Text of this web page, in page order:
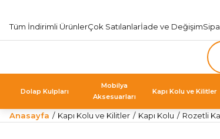
Tüm İndirimli ÜrünlerÇok Satılanlarİade ve Değişim
Dolap Kulpları
Mobilya
Aksesuarları
Kapı Kolu ve Kilitler
Anasayfa Kapı Kolu ve Kilitler Kapı Kolu Rozetli